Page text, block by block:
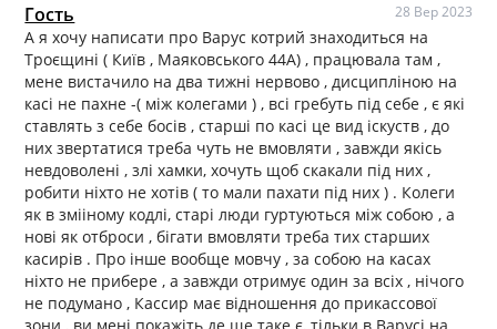
Гость 28 Вер 2023
А я хочу написати про Варус котрий знаходиться на
Троєщині ( Київ , Маяковського 44А) , працювала там ,
мене вистачило на два тижні нервово , дисципліною на
касі не пахне -( між колегами ) , всі гребуть під себе , є які
ставлять з себе босів , старші по касі це вид іскуств , до
них звертатися треба чуть не вмовляти , завжди якісь
невдоволені , злі хамки, хочуть щоб скакали під них ,
робити ніхто не хотів ( то мали пахати під них ) . Колеги
як в змііному кодлі, старі люди гуртуються між собою , а
нові як отброси , бігати вмовляти треба тих старших
касирів . Про інше вообще мовчу , за собою на касах
ніхто не прибере , а завжди отримує один за всіх , нічого
не подумано , Кассир має відношення до прикассової